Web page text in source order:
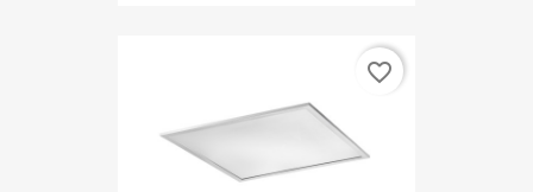
favorite_border